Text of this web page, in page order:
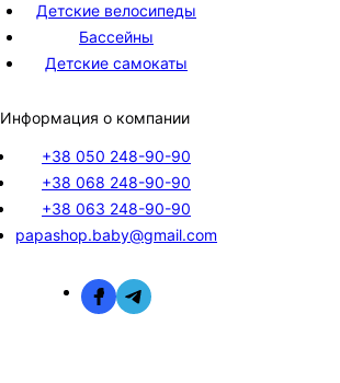
Детские велосипеды
Бассейны
Детские самокаты
Информация о компании
+38 050 248-90-90
+38 068 248-90-90
+38 063 248-90-90
papashop.baby@gmail.com